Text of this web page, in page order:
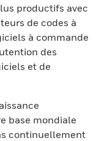
productifs avec
de codes à
à commande
des
et de
base mondiale
continuellement